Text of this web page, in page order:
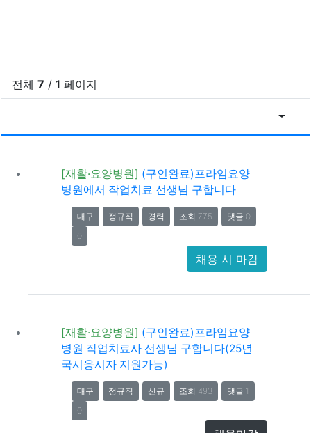
전체 7 / 1 페이지
조회
[재활·요양병원] (구인완료)프라임요양
병원에서 작업치료 선생님 구합니다
대구 정규직 경력 조회 775
댓글 0
0
채용 시 마감
[재활·요양병원] (구인완료)프라임요양
병원 작업치료사 선생님 구합니다(25년
국시응시자 지원가능)
대구 정규직 신규 조회 493
댓글 1
0